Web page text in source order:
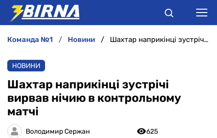
АНАЛІТИКА
ІНТЕРВ'Ю
РІЗНЕ
команда №1 новини Шахтар наприкінці зустрічі вирвав нічию в контрольному матчі
НОВИНИ
Шахтар наприкінці зустрічі
вирвав нічию в контрольному
матчі
Володимир Сержан
625